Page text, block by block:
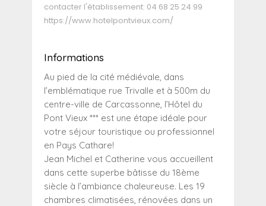
contacter l'établissement: 04 68 25 24 99
https://www.hotelpontvieux.com/
Informations
Au pied de la cité médiévale, dans
l’emblématique rue Trivalle et à 500m du
centre-ville de Carcassonne, l’Hôtel du
Pont Vieux *** est une étape idéale pour
votre séjour touristique ou professionnel
en Pays Cathare!
Jean Michel et Catherine vous accueillent
dans cette superbe bâtisse du 18ème
siècle à l’ambiance chaleureuse. Les 19
chambres climatisées, rénovées dans un